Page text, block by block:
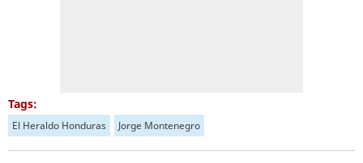
Tags:
El Heraldo Honduras Jorge Montenegro